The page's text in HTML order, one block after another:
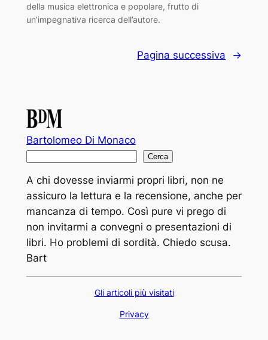
della musica elettronica e popolare, frutto di
un’impegnativa ricerca dell’autore.
Pagina successiva →
Bartolomeo Di Monaco
c
Cerca
A chi dovesse inviarmi propri libri, non ne
assicuro la lettura e la recensione, anche per
mancanza di tempo. Così pure vi prego di
non invitarmi a convegni o presentazioni di
libri. Ho problemi di sordità. Chiedo scusa.
Bart
Gli articoli più visitati
Privacy